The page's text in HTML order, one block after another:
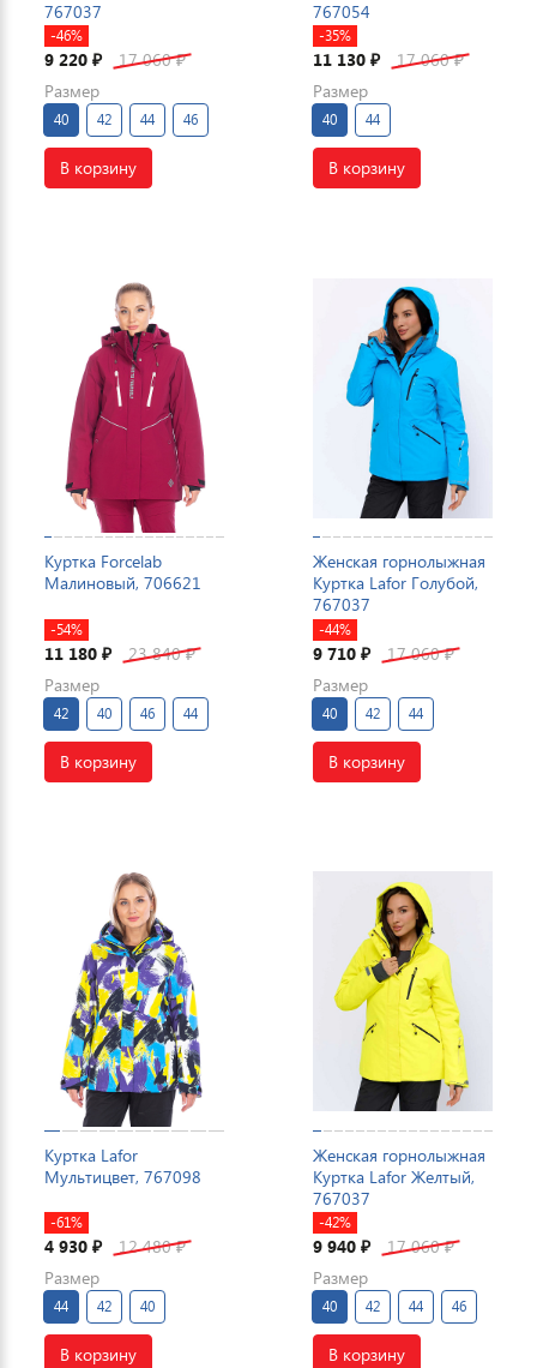
767037
-46%
9 220 ₽ 17 060₽
Размер
40 42 44 46
В корзину
767054
-35%
11 130 ₽ 17 060₽
Размер
40 44
В корзину
Куртка Forcelab
Малиновый, 706621
-54%
11 180 ₽ 23 840₽
Размер
42 40 46 44
В корзину
Женская горнолыжная
Куртка Lafor Голубой,
767037
-44%
9 710 ₽ 17 060₽
Размер
40 42 44
В корзину
Куртка Lafor
Мультицвет, 767098
-61%
4 930 ₽ 12 480₽
Размер
44 42 40
В корзину
Женская горнолыжная
Куртка Lafor Желтый,
767037
-42%
9 940 ₽ 17 060₽
Размер
40 42 44 46
В корзину